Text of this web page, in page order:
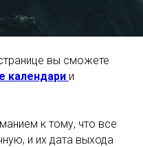
вы сможете
календари и
к тому, что все
и их дата выхода